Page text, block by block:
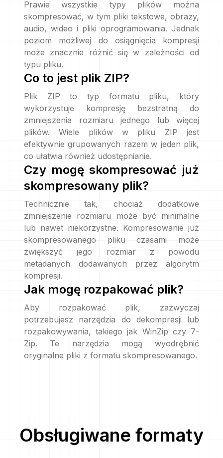
Prawie wszystkie typy plików można
skompresować, w tym pliki tekstowe, obrazy,
audio, wideo i pliki oprogramowania. Jednak
poziom możliwej do osiągnięcia kompresji
może znacznie różnić się w zależności od
typu pliku.
Co to jest plik ZIP?
Plik ZIP to typ formatu pliku, który
wykorzystuje kompresję bezstratną do
zmniejszenia rozmiaru jednego lub więcej
plików. Wiele plików w pliku ZIP jest
efektywnie grupowanych razem w jeden plik,
co ułatwia również udostępnianie.
Czy mogę skompresować już
skompresowany plik?
Technicznie tak, chociaż dodatkowe
zmniejszenie rozmiaru może być minimalne
lub nawet niekorzystne. Kompresowanie już
skompresowanego pliku czasami może
zwiększyć jego rozmiar z powodu
metadanych dodawanych przez algorytm
kompresji.
Jak mogę rozpakować plik?
Aby rozpakować plik, zazwyczaj
potrzebujesz narzędzia do dekompresji lub
rozpakowywania, takiego jak WinZip czy 7-
Zip. Te narzędzia mogą wyodrębnić
oryginalne pliki z formatu skompresowanego.
Obsługiwane formaty